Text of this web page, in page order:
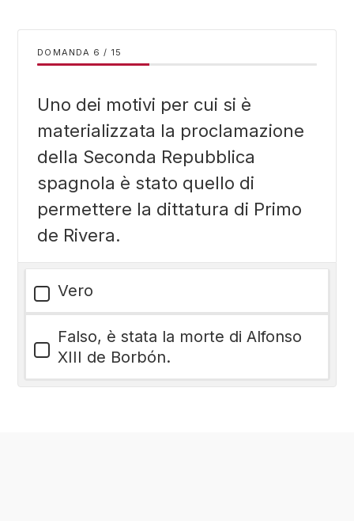
DOMANDA / 15
Uno dei motivi per cui si è
materializzata la proclamazione
della Seconda Repubblica
spagnola è stato quello di
permettere la dittatura di Primo
de Rivera.
Vero
Falso, è stata la morte di Alfonso
XIII de Borbón.